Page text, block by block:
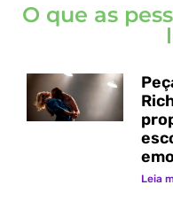
O que as
Leia